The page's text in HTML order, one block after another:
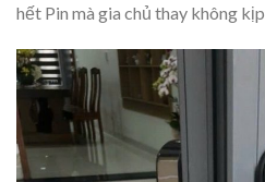
hết Pin mà gia chủ thay không kịp.